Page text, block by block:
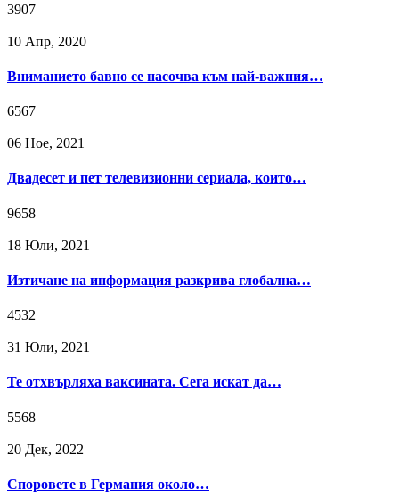
3907
10 Апр, 2020
Вниманието бавно се насочва към най-важния…
6567
06 Ное, 2021
Двадесет и пет телевизионни сериала, които…
9658
18 Юли, 2021
Изтичане на информация разкрива глобална…
4532
31 Юли, 2021
Те отхвърляха ваксината. Сега искат да…
5568
20 Дек, 2022
Споровете в Германия около…